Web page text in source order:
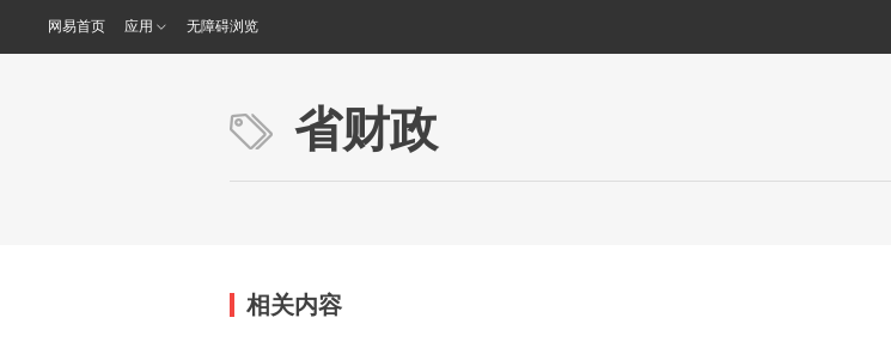
网易首页 应用 无障碍浏览
省财政
相关内容